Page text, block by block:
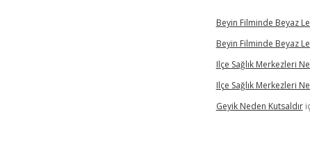
Beyin Filminde Beyaz
Beyin Filminde Beyaz
Ilçe Sağlık Merkezleri
Ilçe Sağlık Merkezleri
Geyik Neden Kutsaldır